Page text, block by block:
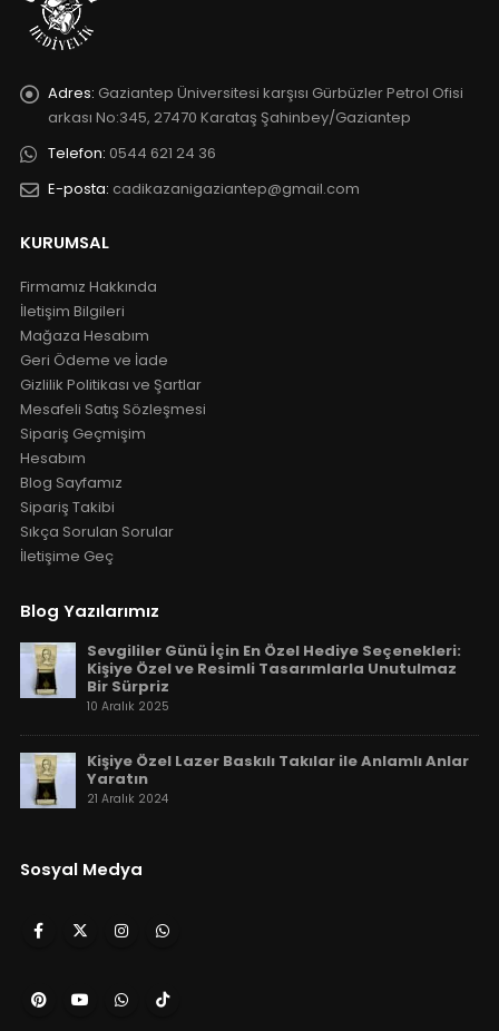
Adres: Gaziantep Üniversitesi karşısı Gürbüzler Petrol Ofisi
arkası No:345, 27470 Karataş Şahinbey/Gaziantep
Telefon: 0544 621 24 36
E-posta: cadikazanigaziantep@gmail.com
KURUMSAL
Firmamız Hakkında
İletişim Bilgileri
Mağaza Hesabım
Geri Ödeme ve İade
Gizlilik Politikası ve Şartlar
Mesafeli Satış Sözleşmesi
Sipariş Geçmişim
Hesabım
Blog Sayfamız
Sipariş Takibi
Sıkça Sorulan Sorular
İletişime Geç
Blog Yazılarımız
Sevgililer Günü İçin En Özel Hediye Seçenekleri:
Kişiye Özel ve Resimli Tasarımlarla Unutulmaz
Bir Sürpriz
10 Aralık 2025
Kişiye Özel Lazer Baskılı Takılar ile Anlamlı Anlar
Yaratın
21 Aralık 2024
Sosyal Medya